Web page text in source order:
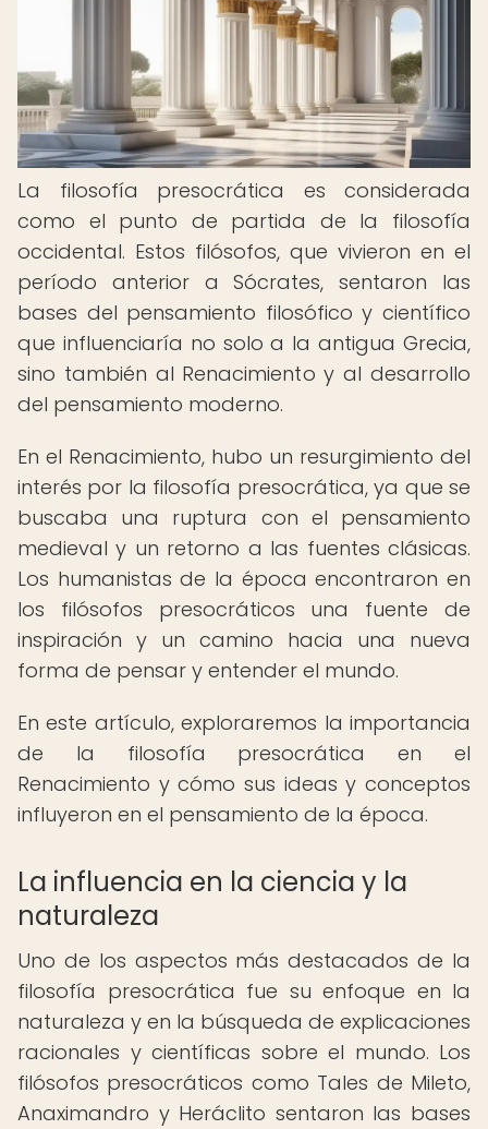
La filosofía presocrática es considerada
como el punto de partida de la filosofía
occidental. Estos filósofos, que vivieron en el
período anterior a Sócrates, sentaron las
bases del pensamiento filosófico y científico
que influenciaría no solo a la antigua Grecia,
sino también al Renacimiento y al desarrollo
del pensamiento moderno.
En el Renacimiento, hubo un resurgimiento del
interés por la filosofía presocrática, ya que se
buscaba una ruptura con el pensamiento
medieval y un retorno a las fuentes clásicas.
Los humanistas de la época encontraron en
los filósofos presocráticos una fuente de
inspiración y un camino hacia una nueva
forma de pensar y entender el mundo.
En este artículo, exploraremos la importancia
de la filosofía presocrática en el
Renacimiento y cómo sus ideas y conceptos
influyeron en el pensamiento de la época.
La influencia en la ciencia y la
naturaleza
Uno de los aspectos más destacados de la
filosofía presocrática fue su enfoque en la
naturaleza y en la búsqueda de explicaciones
racionales y científicas sobre el mundo. Los
filósofos presocráticos como Tales de Mileto,
Anaximandro y Heráclito sentaron las bases